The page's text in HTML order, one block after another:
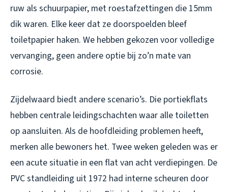
ruw als schuurpapier, met roestafzettingen die 15mm
dik waren. Elke keer dat ze doorspoelden bleef
toiletpapier haken. We hebben gekozen voor volledige
vervanging, geen andere optie bij zo’n mate van
corrosie.
Zijdelwaard biedt andere scenario’s. Die portiekflats
hebben centrale leidingschachten waar alle toiletten
op aansluiten. Als de hoofdleiding problemen heeft,
merken alle bewoners het. Twee weken geleden was er
een acute situatie in een flat van acht verdiepingen. De
PVC standleiding uit 1972 had interne scheuren door